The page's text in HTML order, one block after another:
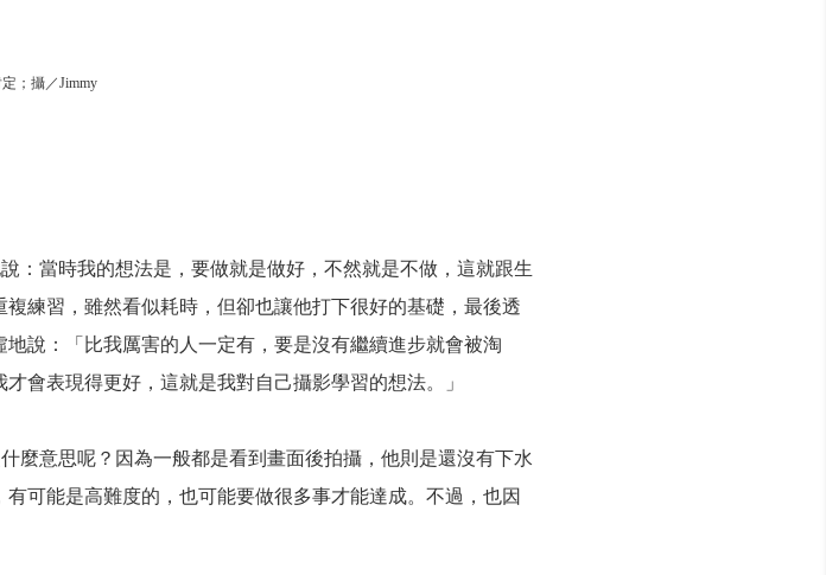
；攝／Jimmy
：當時我的想法是，要做就是做好，不然就是不做，這就跟生
練習，雖然看似耗時，但卻也讓他打下很好的基礎，最後透
說：「比我厲害的人一定有，要是沒有繼續進步就會被淘
會表現得更好，這就是我對自己攝影學習的想法。」
麼意思呢？因為一般都是看到畫面後拍攝，他則是還沒有下水
可能是高難度的，也可能要做很多事才能達成。不過，也因